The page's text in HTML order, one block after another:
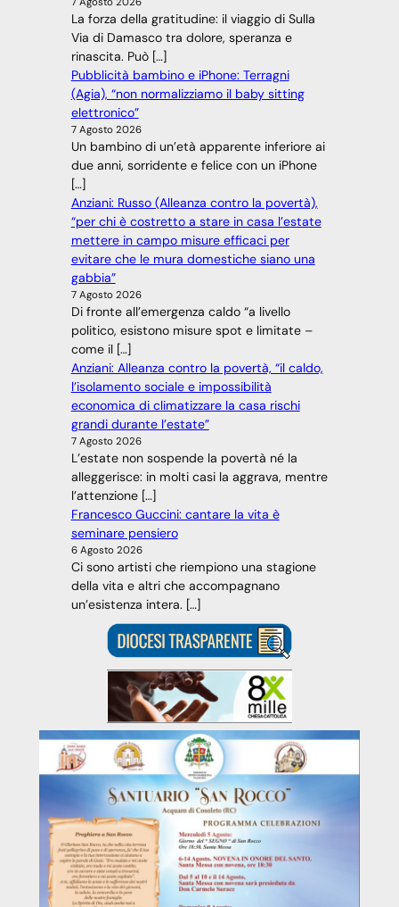
La forza della gratitudine: il viaggio di Sulla
Via di Damasco tra dolore, speranza e
rinascita. Può […]
Pubblicità bambino e iPhone: Terragni
(Agia), “non normalizziamo il baby sitting
elettronico”
7 Agosto 2026
Un bambino di un’età apparente inferiore ai
due anni, sorridente e felice con un iPhone
[…]
Anziani: Russo (Alleanza contro la povertà),
“per chi è costretto a stare in casa l’estate
mettere in campo misure efficaci per
evitare che le mura domestiche siano una
gabbia”
7 Agosto 2026
Di fronte all’emergenza caldo “a livello
politico, esistono misure spot e limitate –
come il […]
Anziani: Alleanza contro la povertà, “il caldo,
l’isolamento sociale e impossibilità
economica di climatizzare la casa rischi
grandi durante l’estate”
7 Agosto 2026
L’estate non sospende la povertà né la
alleggerisce: in molti casi la aggrava, mentre
l’attenzione […]
Francesco Guccini: cantare la vita è
seminare pensiero
6 Agosto 2026
Ci sono artisti che riempiono una stagione
della vita e altri che accompagnano
un’esistenza intera. […]